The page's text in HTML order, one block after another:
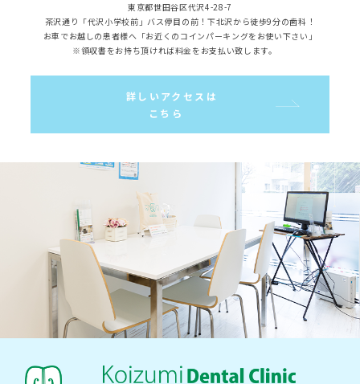
東京都世田谷区代沢4-28-7
茶沢通り「代沢小学校前」バス停目の前！下北沢から徒歩9分の歯科！
お車でお越しの患者様へ「お近くのコインパーキングをお使い下さい」
※領収書をお持ち頂ければ料金をお支払い致します。
詳しいアクセスは
こちら